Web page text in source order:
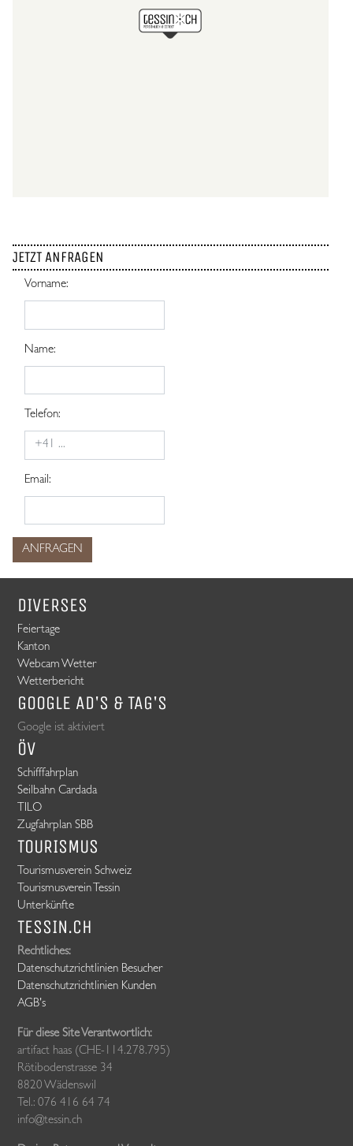
JETZT ANFRAGEN
Vorname:
Name:
Telefon:
Email:
ANFRAGEN
DIVERSES
Feiertage
Kanton
Webcam Wetter
Wetterbericht
GOOGLE AD's & TAG's
Google ist aktiviert
ÖV
Schifffahrplan
Seilbahn Cardada
TILO
Zugfahrplan SBB
TOURISMUS
Tourismusverein Schweiz
Tourismusverein Tessin
Unterkünfte
TESSIN.CH
Rechtliches:
Datenschutzrichtlinien Besucher
Datenschutzrichtlinien Kunden
AGB's
Für diese Site Verantwortlich:
artifact haas (CHE-114.278.795)
Rötibodenstrasse 34
8820 Wädenswil
Tel.: 076 416 64 74
info@tessin.ch